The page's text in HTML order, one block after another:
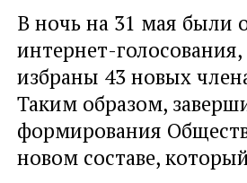
В ночь на 31 мая были
интернет-
избраны 43 новых
Таким образом,
формирования
новом составе,